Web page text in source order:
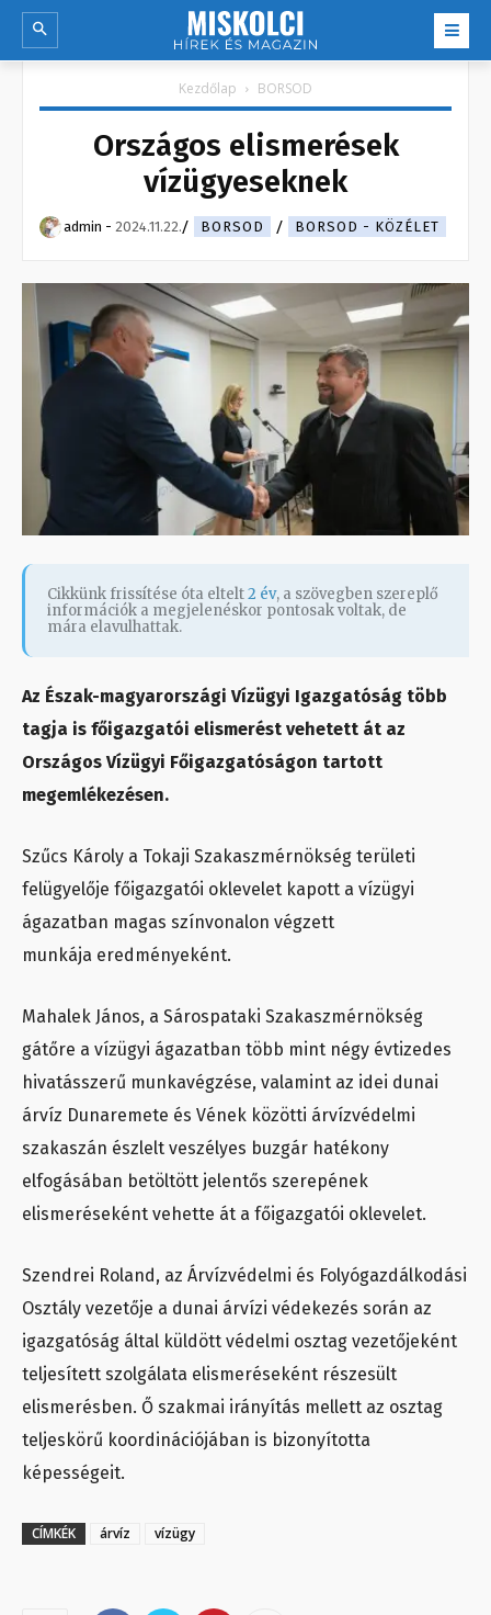
Kezdőlap BORSOD
Országos elismerések
vízügyeseknek
admin - 2024.11.22. BORSOD BORSOD - KÖZÉLET
Cikkünk frissítése óta eltelt2 év, a szövegben szereplő
információk a megjelenéskor pontosak voltak, de
mára elavulhattak.
Az Észak-magyarországi Vízügyi Igazgatóság több
tagja is főigazgatói elismerést vehetett át az
Országos Vízügyi Főigazgatóságon tartott
megemlékezésen.
Szűcs Károly a Tokaji Szakaszmérnökség területi
felügyelője főigazgatói oklevelet kapott a vízügyi
ágazatban magas színvonalon végzett
munkája eredményeként.
Mahalek János, a Sárospataki Szakaszmérnökség
gátőre a vízügyi ágazatban több mint négy évtizedes
hivatásszerű munkavégzése, valamint az idei dunai
árvíz Dunaremete és Vének közötti árvízvédelmi
szakaszán észlelt veszélyes buzgár hatékony
elfogásában betöltött jelentős szerepének
elismeréseként vehette át a főigazgatói oklevelet.
Szendrei Roland, az Árvízvédelmi és Folyógazdálkodási
Osztály vezetője a dunai árvízi védekezés során az
igazgatóság által küldött védelmi osztag vezetőjeként
teljesített szolgálata elismeréseként részesült
elismerésben. Ő szakmai irányítás mellett az osztag
teljeskörű koordinációjában is bizonyította
képességeit.
CÍMKÉK árvíz vízügy